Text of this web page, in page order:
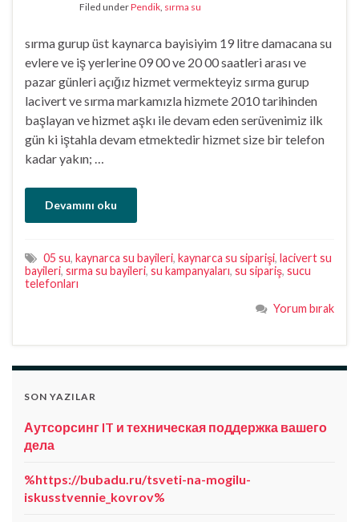
Filed underPendik, sırma su
sırma gurup üst kaynarca bayisiyim 19 litre damacana su
evlere ve iş yerlerine 09 00 ve 20 00 saatleri arası ve
pazar günleri açığız hizmet vermekteyiz sırma gurup
lacivert ve sırma markamızla hizmete 2010 tarihinden
başlayan ve hizmet aşkı ile devam eden serüvenimiz ilk
gün ki iştahla devam etmektedir hizmet size bir telefon
kadar yakın; …
Devamını oku
05 su, kaynarca su bayileri, kaynarca su siparişi, lacivert su
bayileri, sırma su bayileri, su kampanyaları, su sipariş, sucu
telefonları
Yorum bırak
SON YAZILAR
Аутсорсинг IT и техническая поддержка вашего
дела
%https://bubadu.ru/tsveti-na-mogilu-
iskusstvennie_kovrov%